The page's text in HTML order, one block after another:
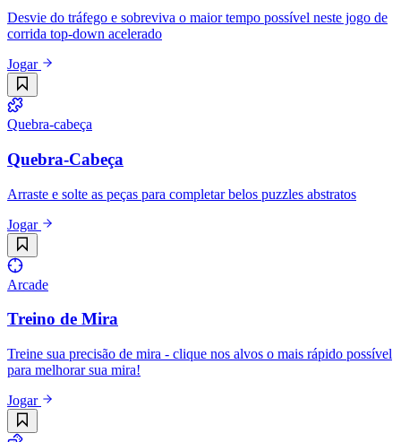
Desvie do tráfego e sobreviva o maior tempo possível neste jogo de
corrida top-down acelerado
Jogar
Quebra-cabeça
Quebra-Cabeça
Arraste e solte as peças para completar belos puzzles abstratos
Jogar
Arcade
Treino de Mira
Treine sua precisão de mira - clique nos alvos o mais rápido possível
para melhorar sua mira!
Jogar